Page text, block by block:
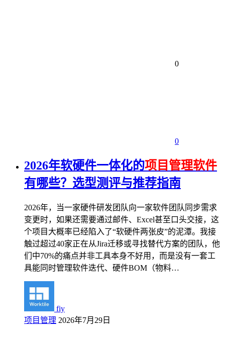
0
0
2026年软硬件一体化的项目管理软件
有哪些？选型测评与推荐指南
2026年，当一家硬件研发团队向一家软件团队同步需求
变更时，如果还需要通过邮件、Excel甚至口头交接，这
个项目大概率已经陷入了“软硬件两张皮”的泥潭。我接
触过超过40家正在从Jira迁移或寻找替代方案的团队，他
们中70%的痛点并非工具本身不好用，而是没有一套工
具能同时管理软件迭代、硬件BOM（物料…
fiy
项目管理 2026年7月29日